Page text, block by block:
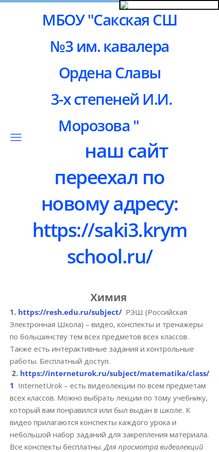
МБОУ "Сакская СШ
№3 им. кавалера
Ордена Славы
3-х степеней И.И.
Морозова "
наш сайт
переехал по
новому адресу:
https://saki3.krym
school.ru/
Химия
1. https://resh.edu.ru/subject/ РЭШ (Российская
Электронная Школа) – видео, конспекты и тренажеры
по большинству тем всех предметов всех классов.
Также есть интерактивные задания и контрольные
работы. Бесплатный доступ.
2. https://interneturok.ru/subject/matematika/class/
1 InternetUrok – есть видеолекции по всем предметам
всех классов. Можно выбрать лекции по тому учебнику,
который вам понравился или был выдан в школе. К
видео прилагаются конспекты каждого урока и
небольшой набор заданий для закрепления материала.
Все конспекты бесплатны.Для просмотра видеолекций